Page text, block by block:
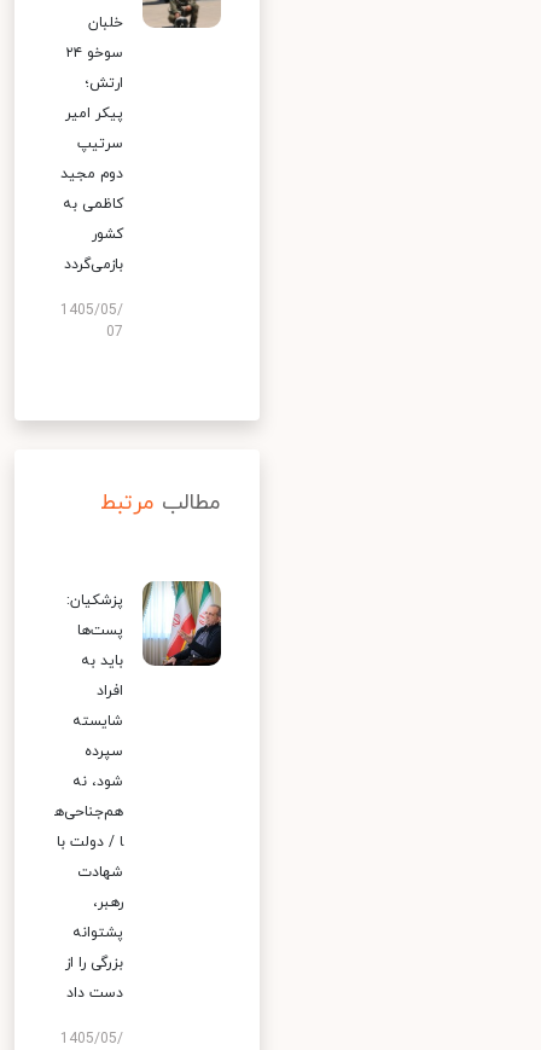
خلبان
سوخو ۲۴
ارتش؛
پیکر امیر
سرتیپ
دوم مجید
کاظمی به
کشور
بازمی‌گردد
1405/05/
07
مطالب مرتبط
پزشکیان:
پست‌ها
باید به
افراد
شایسته
سپرده
شود، نه
هم‌جناحی‌ه
ا / دولت با
شهادت
رهبر،
پشتوانه
بزرگی را از
دست داد
1405/05/